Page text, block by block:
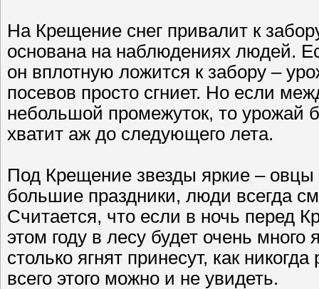
На Крещение снег привалит к
основана на наблюдениях людей.
он вплотную ложится к забору –
посевов просто сгниет. Но если
небольшой промежуток, то урожай
хватит аж до следующего лета.
Под Крещение звезды яркие – овцы
большие праздники, люди всегда
Считается, что если в ночь перед
этом году в лесу будет очень много
столько ягнят принесут, как
всего этого можно и не увидеть.